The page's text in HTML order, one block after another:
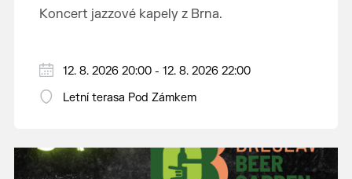
Koncert jazzové kapely z Brna.
12. 8. 2026 20:00 - 12. 8. 2026 22:00
Letní terasa Pod Zámkem